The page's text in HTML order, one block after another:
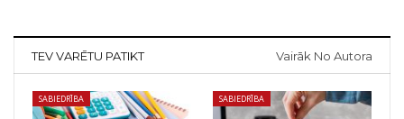
TEV VARĒTU PATIKT Vairāk No Autora
SABIEDRĪBA SABIEDRĪBA